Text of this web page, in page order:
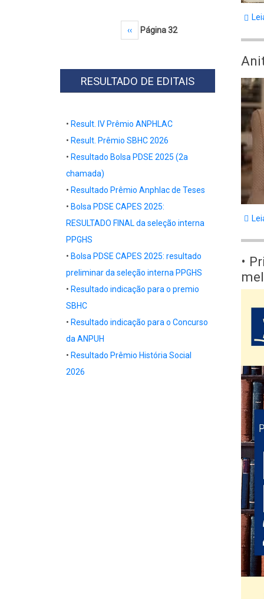
Página anterior
‹‹ Página 32
RESULTADO DE EDITAIS
• Result. IV Prêmio ANPHLAC
• Result. Prêmio SBHC 2026
• Resultado Bolsa PDSE 2025 (2a
chamada)
• Resultado Prêmio Anphlac de Teses
• Bolsa PDSE CAPES 2025:
RESULTADO FINAL da seleção interna
PPGHS
• Bolsa PDSE CAPES 2025: resultado
preliminar da seleção interna PPGHS
• Resultado indicação para o premio
SBHC
• Resultado indicação para o Concurso
da ANPUH
• Resultado Prêmio História Social
2026
Body
​​​​​​​​​​​​•